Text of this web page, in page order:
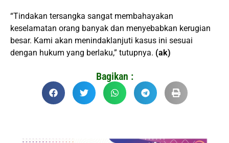
“Tindakan tersangka sangat membahayakan
keselamatan orang banyak dan menyebabkan kerugian
besar. Kami akan menindaklanjuti kasus ini sesuai
dengan hukum yang berlaku,” tutupnya. (ak)
Bagikan :